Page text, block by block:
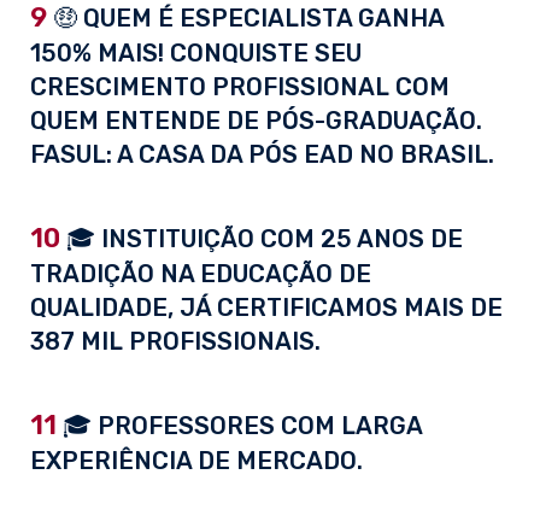
9 🤑 QUEM É ESPECIALISTA GANHA
150% MAIS! CONQUISTE SEU
CRESCIMENTO PROFISSIONAL COM
QUEM ENTENDE DE PÓS-GRADUAÇÃO.
FASUL: A CASA DA PÓS EAD NO BRASIL.
10 🎓 INSTITUIÇÃO COM 25 ANOS DE
TRADIÇÃO NA EDUCAÇÃO DE
QUALIDADE, JÁ CERTIFICAMOS MAIS DE
387 MIL PROFISSIONAIS.
11 🎓 PROFESSORES COM LARGA
EXPERIÊNCIA DE MERCADO.